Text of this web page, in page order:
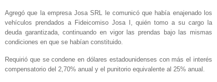
Agregó que la empresa Josa SRL le comunicó que había enajenado los
vehículos prendados a Fideicomiso Josa I, quién tomo a su cargo la
deuda garantizada, continuando en vigor las prendas bajo las mismas
condiciones en que se habían constituido.
Requirió que se condene en dólares estadounidenses con más el interés
compensatorio del 2,70% anual y el punitorio equivalente al 25% anual.